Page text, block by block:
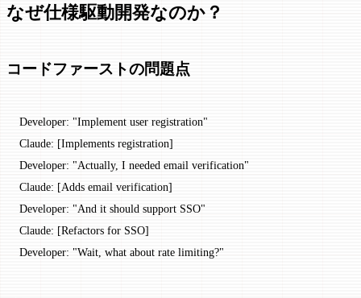
なぜ仕様駆動開発なのか？
コードファーストの問題点
Developer: "Implement user registration"
Claude: [Implements registration]
Developer: "Actually, I needed email verification"
Claude: [Adds email verification]
Developer: "And it should support SSO"
Claude: [Refactors for SSO]
Developer: "Wait, what about rate limiting?"